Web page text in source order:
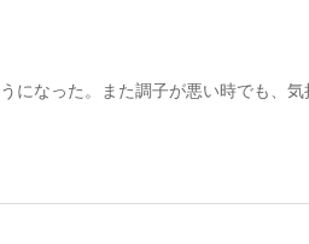
になった。また調子が悪い時でも、